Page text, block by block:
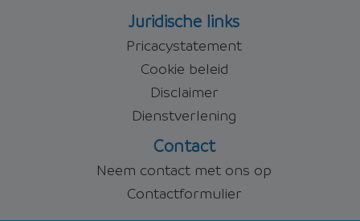
Juridische links
Pricacystatement
Cookie beleid
Disclaimer
Dienstverlening
Contact
Neem contact met ons op
Contactformulier